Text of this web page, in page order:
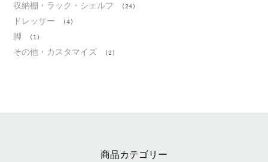
収納棚・ラック・シェルフ (24)
ドレッサー (4)
脚 (1)
その他・カスタマイズ (2)
商品カテゴリー